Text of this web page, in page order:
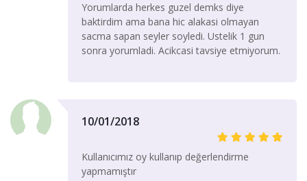
Yorumlarda herkes guzel demks diye
baktirdim ama bana hic alakasi olmayan
sacma sapan seyler soyledi. Ustelik 1 gun
sonra yorumladi. Acikcasi tavsiye etmiyorum.
10/01/2018
Kullanıcımız oy kullanıp değerlendirme
yapmamıştır